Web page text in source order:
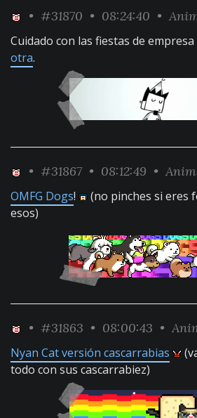
• #31870 • 08:24:40 •
Cuidado con las fiestas de empresa
otra.
• #31867 • 08:12:49 •
OMFG Dogs!
(no pinches si eres
esos)
• #31863 • 08:00:43 •
Nyan Cat versión cascarrabias
todo con sus cascarrabiez)